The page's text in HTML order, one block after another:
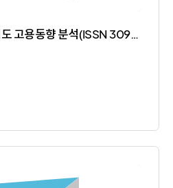
2025년 4/4분기 경기도 고용동향 분석(ISSN 3091-924X)